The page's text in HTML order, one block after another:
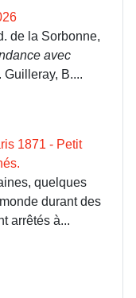
de la Sorbonne,
avec
Guilleray, B....
1871 - Petit
quelques
durant des
arrêtés à...